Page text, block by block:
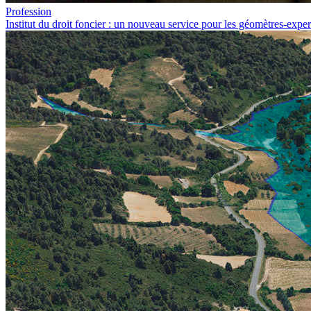
Profession
Institut du droit foncier : un nouveau service pour les géomètres-